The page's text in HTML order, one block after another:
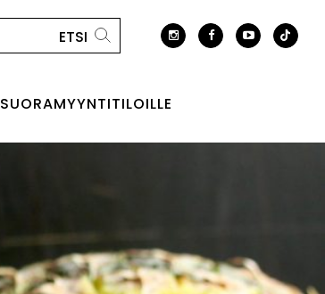
SUORAMYYNTITILOILLE